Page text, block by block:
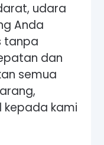
udara
Anda
tanpa
dan
semua
kepada kami